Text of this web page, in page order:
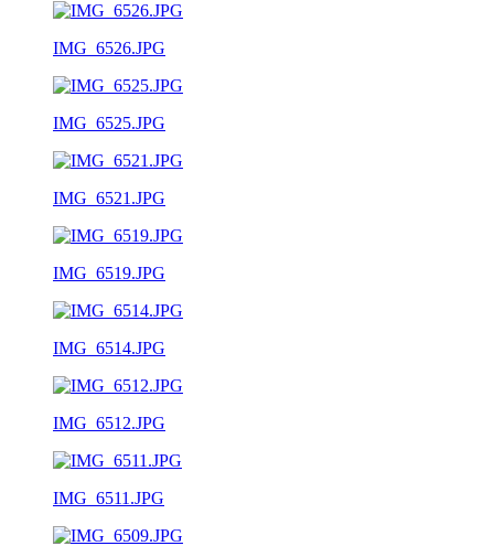
IMG_6526.JPG
IMG_6525.JPG
IMG_6521.JPG
IMG_6519.JPG
IMG_6514.JPG
IMG_6512.JPG
IMG_6511.JPG